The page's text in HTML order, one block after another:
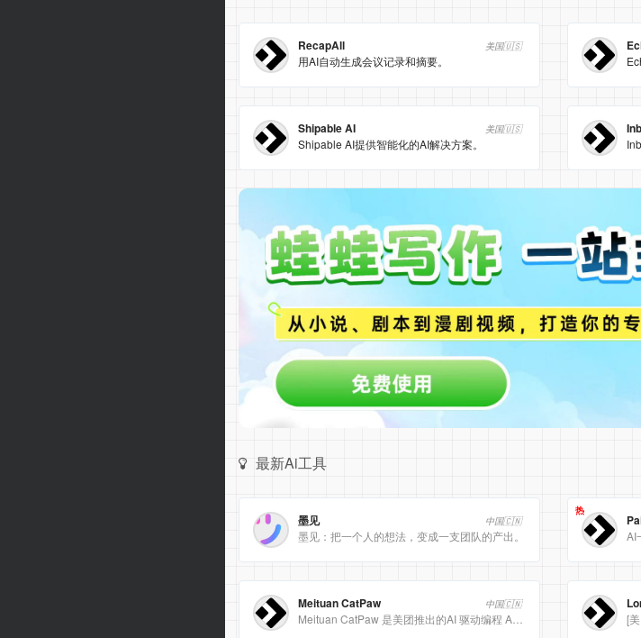
RecapAll 美国🇺🇸
用AI自动生成会议记录和摘要。
Shipable AI 美国🇺🇸
Shipable AI提供智能化的AI解决方案。
最新Ai工具
墨见 中国🇨🇳
墨见：把一个人的想法，变成一支团队的产出。
热
AI
Meituan CatPaw 中国🇨🇳